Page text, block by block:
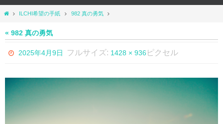
ホ
ム
ILCHI希望の手紙 982 真の勇気
« 982 真の勇気
2025年4月9日 フルサイズ: 1428 × 936 ピクセル